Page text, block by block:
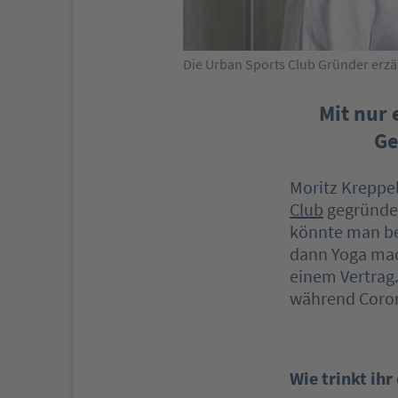
Die Urban Sports Club Gründer
Mit nur
Moritz
Club
könnte man
dann Yoga
einem
während
Wie trinkt ihr